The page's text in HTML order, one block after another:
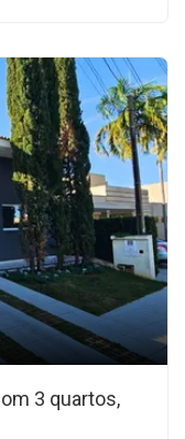
3 quartos,